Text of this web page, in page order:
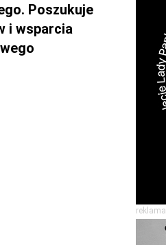
Poszukuje
i wsparcia
reklama